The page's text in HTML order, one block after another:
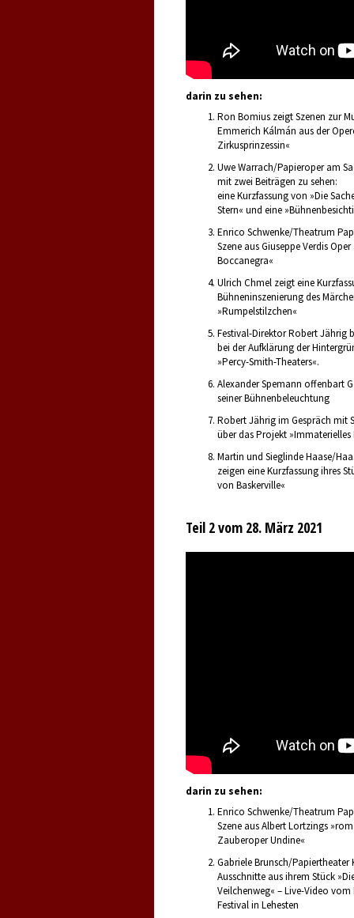
darin zu sehen:
Ron Bomius zeigt Szenen zur
Emmerich Kálmán aus der
Zirkusprinzessin«
Uwe Warrach/Papieroper am
mit zwei Beiträgen zu sehen:
eine Kurzfassung von »Die
Stern« und eine
Enrico Schwenke/Theatrum
Szene aus Giuseppe Verdis
Boccanegra«
Ulrich Chmel zeigt eine
Bühneninszenierung des
»Rumpelstilzchen«
Festival-Direktor Robert Jährig
bei der Aufklärung der
»Percy-Smith-Theaters«.
Alexander Spemann offenbart
seiner Bühnenbeleuchtung
Robert Jährig im Gespräch mit
über das Projekt »Immaterielles
Martin und Sieglinde Haase/
zeigen eine Kurzfassung ihres
von Baskerville«
Teil 2 vom 28. März 2021
darin zu sehen:
Enrico Schwenke/Theatrum
Szene aus Albert Lortzings
Zauberoper Undine«
Gabriele Brunsch/Papiertheater
Ausschnitte aus ihrem Stück
Veilchenweg« – Live-Video
Festival in Lehesten